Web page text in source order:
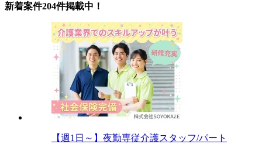
新着案件204件掲載中！
【週1日～】夜勤専従介護スタッフ/パート